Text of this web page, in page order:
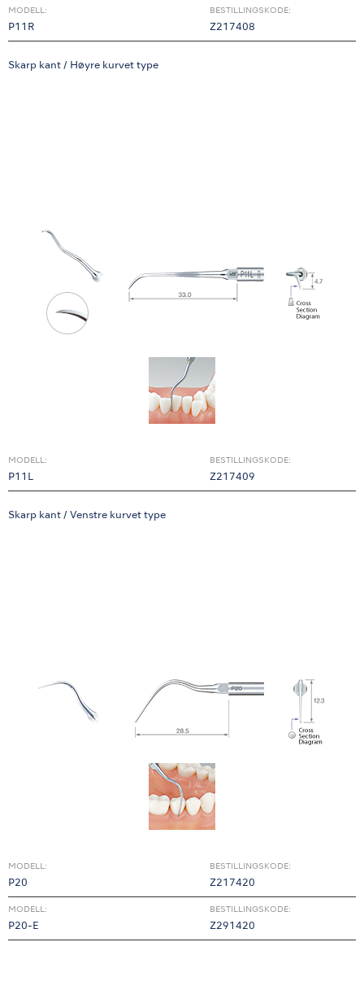
MODELL:
P11R
BESTILLINGSKODE:
Z217408
Skarp kant / Høyre kurvet type
MODELL:
P11L
BESTILLINGSKODE:
Z217409
Skarp kant / Venstre kurvet type
MODELL:
P20
BESTILLINGSKODE:
Z217420
MODELL:
P20-E
BESTILLINGSKODE:
Z291420